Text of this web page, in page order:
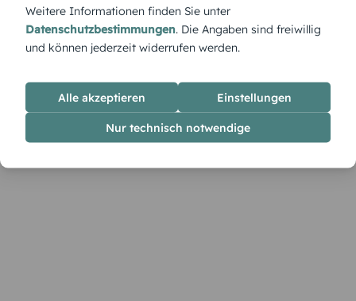
Weitere Informationen finden Sie unter
Datenschutzbestimmungen. Die Angaben sind freiwillig
und können jederzeit widerrufen werden.
Alle akzeptieren Einstellungen
Nur technisch notwendige